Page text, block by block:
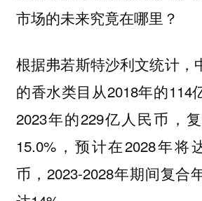
市场的未来究竟在哪里？
根据弗若斯特沙利文统计，
的香水类目从2018年的114
2023年的229亿人民币，
15.0%，预计在2028年将
币，2023-2028年期间复合